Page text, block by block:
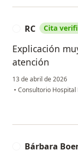
RC Cita
Explicación
atención
13 de abril de 2026
• Consultorio Hospital
Bárbara